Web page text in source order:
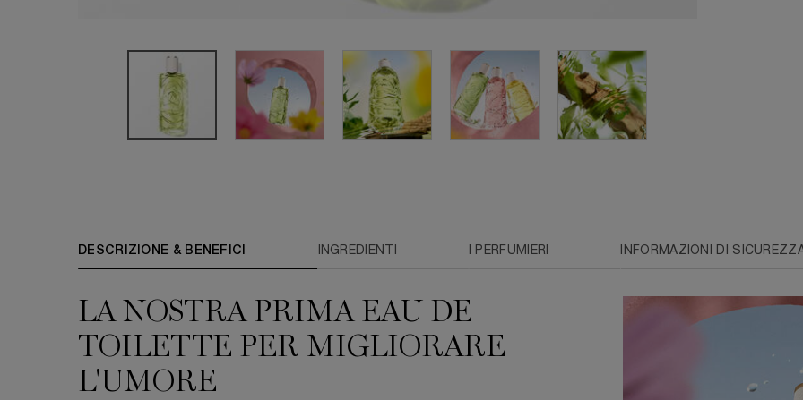
DESCRIZIONE & BENEFICI INGREDIENTI I PERFUMIERI INFORMAZIONI DI
LA NOSTRA PRIMA EAU DE
TOILETTE PER MIGLIORARE
L'UMORE